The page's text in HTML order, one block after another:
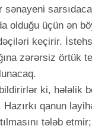
sənayeni
olduğu üçün ən
keçirir.
zərərsiz örtük
ki, hələlik
qanun
tələb